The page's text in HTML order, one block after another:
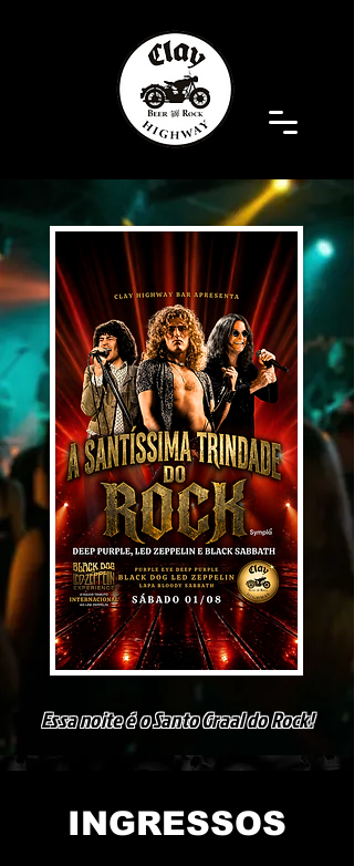
Essa noite é o Santo Graal do Rock!
INGRESSOS